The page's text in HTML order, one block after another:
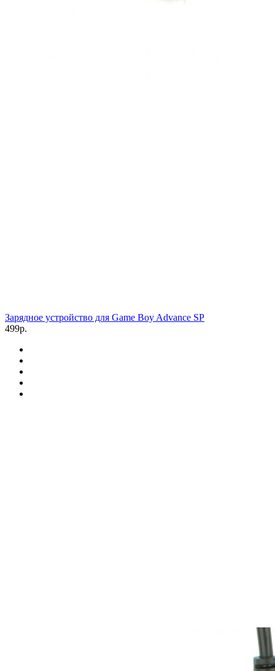
Зарядное устройство для Game Boy Advance SP
499р.